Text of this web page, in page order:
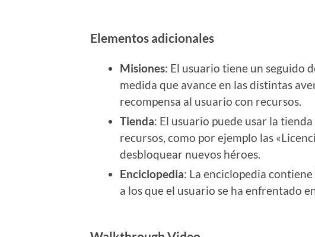
Elementos adicionales
Misiones: El usuario tiene un seguido
medida que avance en las distintas
recompensa al usuario con recursos.
Tienda: El usuario puede usar la
recursos, como por ejemplo las
desbloquear nuevos héroes.
Enciclopedia: La enciclopedia
a los que el usuario se ha enfrentado